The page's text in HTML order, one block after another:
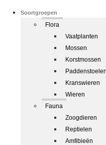
Soortgroepen
Flora
Vaatplanten
Mossen
Korstmossen
Paddenstoelen
Kranswieren
Wieren
Fauna
Zoogdieren
Reptielen
Amfibieën